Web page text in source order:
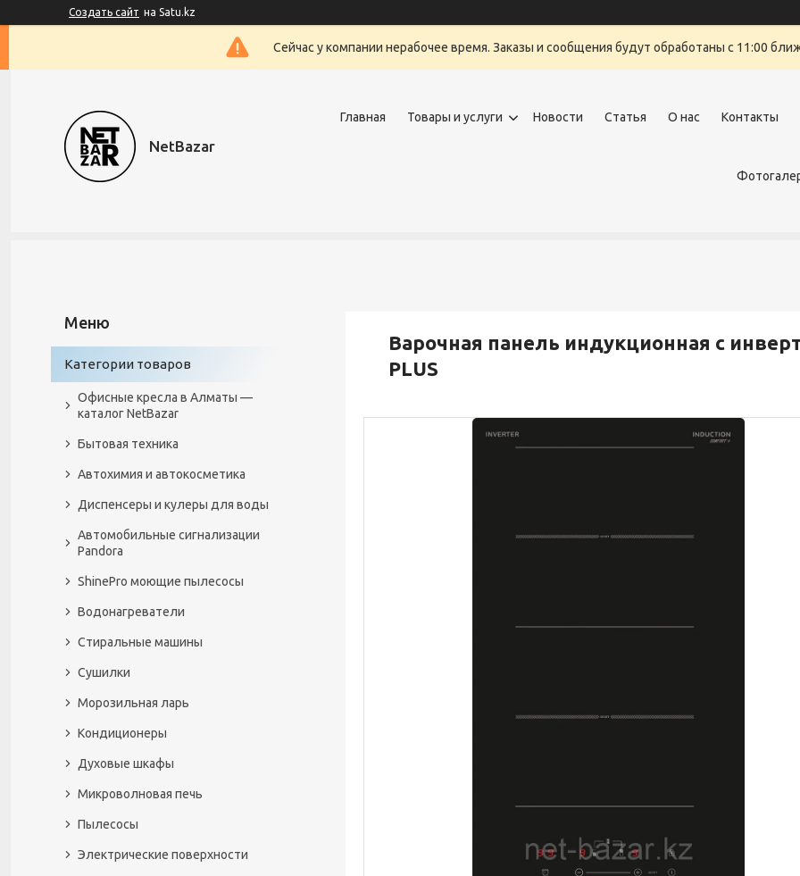
Создать сайт на Satu.kz
Сейчас у компании нерабочее время. Заказы и сообщения будут обработаны с 11:00
NetBazar
Главная Товары и услуги Новости Статья О нас Контакты
Варочная панель индукционная с
PLUS
Категории товаров
Офисные кресла в Алматы —
каталог NetBazar
Бытовая техника
Автохимия и автокосметика
Диспенсеры и кулеры для воды
Автомобильные сигнализации
Pandora
ShinePro моющие пылесосы
Водонагреватели
Стиральные машины
Сушилки
Морозильная ларь
Кондиционеры
Духовые шкафы
Микроволновая печь
Пылесосы
Электрические поверхности